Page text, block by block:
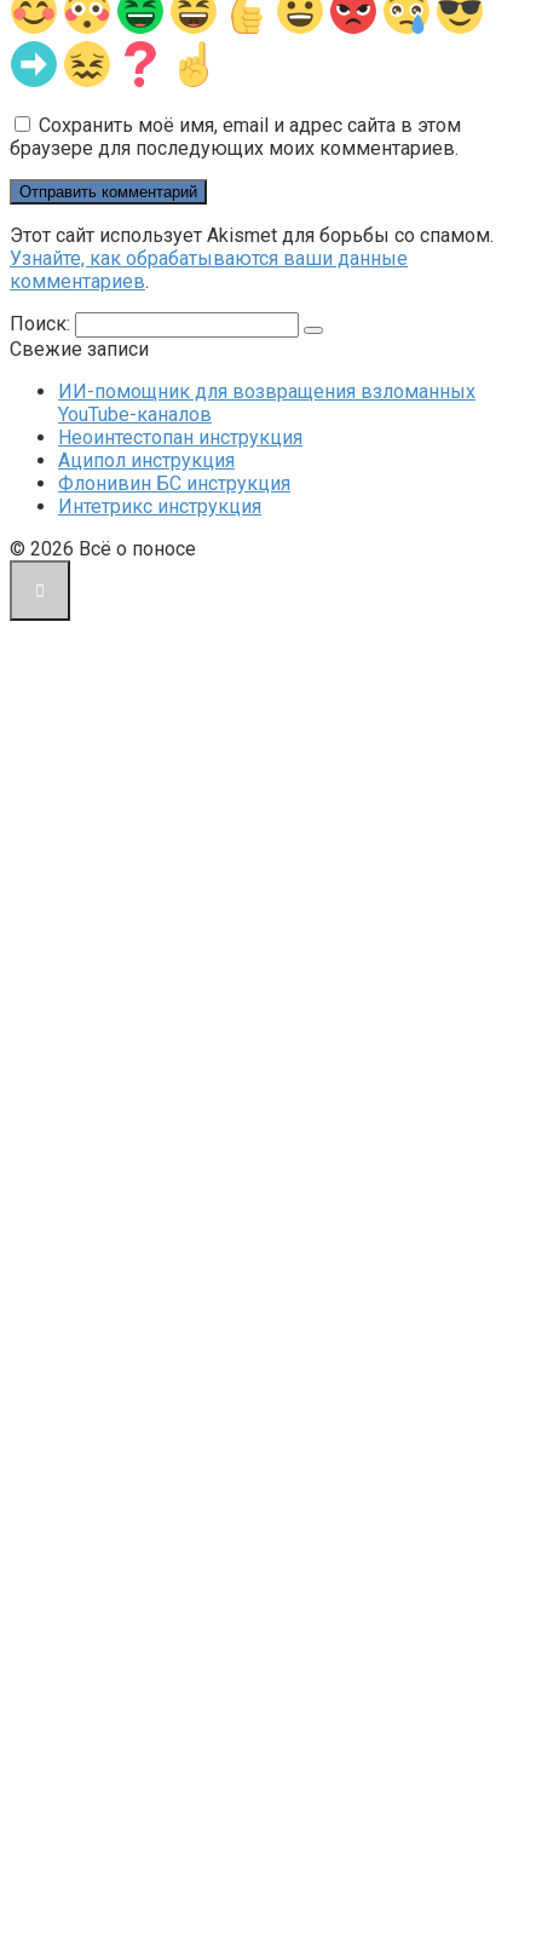
Сохранить моё имя, email и адрес сайта в этом
браузере для последующих моих комментариев.
Этот сайт использует Akismet для борьбы со спамом.
Узнайте, как обрабатываются ваши данные
комментариев.
Поиск:
Свежие записи
ИИ-помощник для возвращения взломанных
YouTube-каналов
Неоинтестопан инструкция
Аципол инструкция
Флонивин БС инструкция
Интетрикс инструкция
© 2026 Всё о поносе